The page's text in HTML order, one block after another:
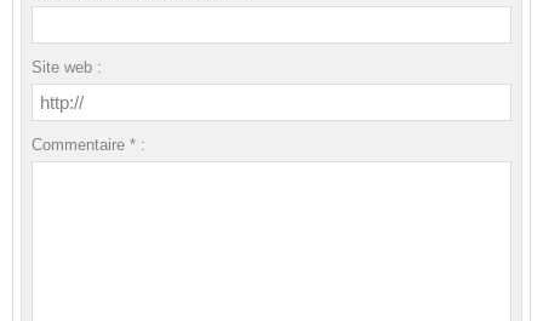
Site web :
Commentaire * :